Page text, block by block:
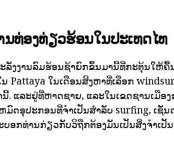
ທ່ອງທ່ຽວຮ້ອນໃນປະເທດໄທ
ລັງງານລົມຮ້ອນຊ້າຍົກຂຶ້ນມານີ້ທີ່ກະຕຸ້ນໃຫ້ຄື້
ໃນເດືອນສິງຫາທີ່ເລືອກ
. ແລະຢູ່ທີ່ຫາດຊາຍ, ແລະໃນເຂດຊານເມືອ
ມົດອຸປະກອນທີ່ຈໍາເປັນສໍາລັບ surfing, ເຊັ່ນ
ອກທ່ານກ່ຽວກັບວິຖືກຕ້ອງມັນເປັນສິ່ງຈໍາເປັ